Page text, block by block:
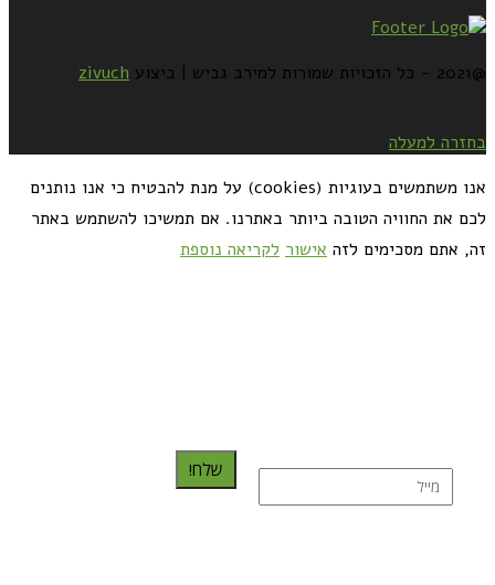
@2021 - כל הזכויות שמורות למירב גביש | ביצוע zivuch
בחזרה למעלה
אנו משתמשים בעוגיות (cookies) על מנת להבטיח כי אנו נותנים
לכם את החוויה הטובה ביותר באתרנו. אם תמשיכו להשתמש באתר
זה, אתם מסכימים לזה אישור לקריאה נוספת
שלח!